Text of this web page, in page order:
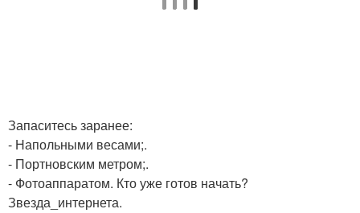
Запаситесь заранее:
- Напольными весами;.
- Портновским метром;.
- Фотоаппаратом. Кто уже готов начать?
Звезда_интернета.